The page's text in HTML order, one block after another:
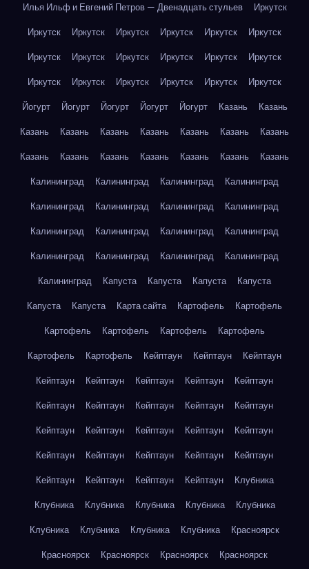
Илья Ильф и Евгений Петров — Двенадцать стульев
Иркутск
Иркутск
Иркутск Иркутск Иркутск Иркутск
Иркутск
Иркутск
Иркутск Иркутск Иркутск Иркутск
Иркутск
Иркутск
Иркутск Иркутск Иркутск Иркутск
Иркутск
Йогурт
Йогурт Йогурт Йогурт Йогурт Казань
Казань
Казань
Казань Казань Казань Казань Казань
Казань
Казань
Казань Казань Казань Казань Казань
Казань
Калининград
Калининград Калининград
Калининград
Калининград
Калининград Калининград
Калининград
Калининград
Калининград Калининград
Калининград
Калининград
Калининград Калининград
Калининград
Калининград
Капуста Капуста Капуста
Капуста
Капуста
Капуста Карта сайта Картофель
Картофель
Картофель
Картофель Картофель
Картофель
Картофель
Картофель Кейптаун Кейптаун
Кейптаун
Кейптаун
Кейптаун Кейптаун Кейптаун
Кейптаун
Кейптаун
Кейптаун Кейптаун Кейптаун
Кейптаун
Кейптаун
Кейптаун Кейптаун Кейптаун
Кейптаун
Кейптаун
Кейптаун Кейптаун Кейптаун
Кейптаун
Кейптаун
Кейптаун Кейптаун Кейптаун
Клубника
Клубника
Клубника Клубника Клубника
Клубника
Клубника
Клубника Клубника Клубника
Красноярск
Красноярск
Красноярск Красноярск
Красноярск